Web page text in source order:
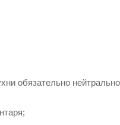
обязательно